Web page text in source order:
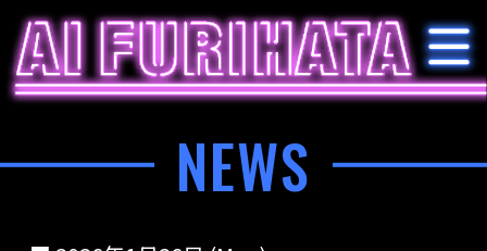
NEWS